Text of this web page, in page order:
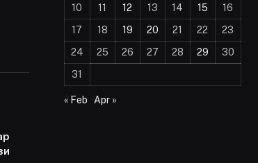
10
11 12 13 14 15
16
17
18 19 20 21 22
23
24
25 26 27 28 29
30
31
« Feb Apr »